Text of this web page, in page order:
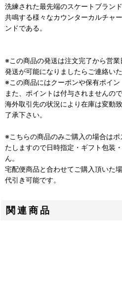
洗練された最先端のスケートブラン
共鳴する様々なカウンターカルチャ
ンドである。
※この商品の発送は注文完了から営業
発送が可能になりましたらご連絡いた
※この商品にはクーポンや保有ポイン
また、ポイントは付与されませんの
海外取引先の状況により在庫は変動
了承下さい。
※こちらの商品のみご購入の場合は
たしますので日時指定・ギフト包装
ん。
宅配便商品と合わせてご購入頂いた
代引き可能です。
関連商品